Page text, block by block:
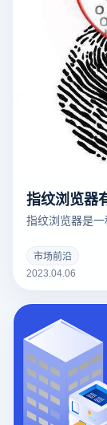
指纹浏览器
指纹浏览器是
市场前沿
2023.04.06